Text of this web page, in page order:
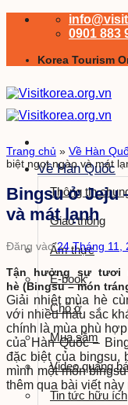
dung
0901 883
Korea Tourism
Về Hàn Quốc
Thông tin
Giao thông
Ẩm thực
E-book
Chỗ ở
Mua sắm
Video quảng bá
Tin tức hữu ích
Trang chủ » Về Hàn
biệt ngọt ngào và mát
Bingsu ở Jeju
và mát lạnh
Đăng vào24 Tháng 11,
Tận hưởng sự tươi
hè (Bingsu – món
Giải nhiệt mùa hè
với nhiều màu sắc
chính là mùa phù
của Hàn Quốc –
đặc biệt của bingsu,
mình một món
thêm qua bài viết này